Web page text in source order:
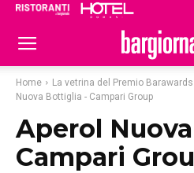
Home La vetrina del Premio
Nuova Bottiglia - Campari Group
Aperol
Campari